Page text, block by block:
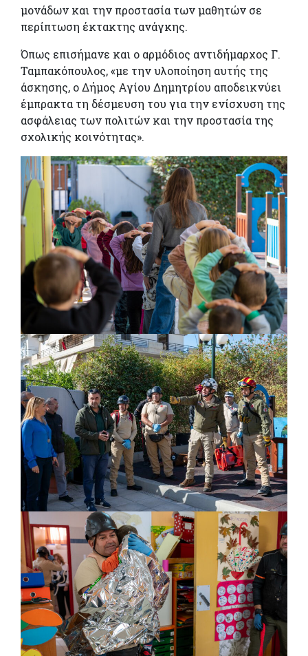
μονάδων και την προστασία των μαθητών σε
περίπτωση έκτακτης ανάγκης.
Όπως επισήμανε και ο αρμόδιος αντιδήμαρχος Γ.
Ταμπακόπουλος, «με την υλοποίηση αυτής της
άσκησης, ο Δήμος Αγίου Δημητρίου αποδεικνύει
έμπρακτα τη δέσμευση του για την ενίσχυση της
ασφάλειας των πολιτών και την προστασία της
σχολικής κοινότητας».